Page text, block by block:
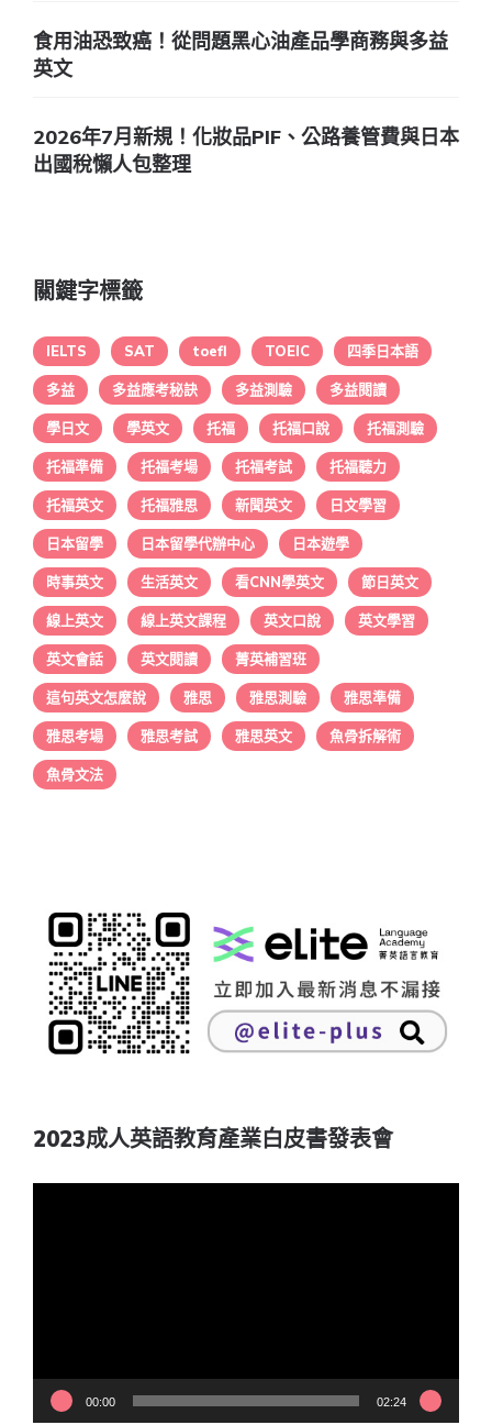
食用油恐致癌！從問題黑心油產品學商務與多益
英文
2026年7月新規！化妝品PIF、公路養管費與日本
出國稅懶人包整理
關鍵字標籤
IELTS SAT toefl TOEIC 四季日本語
多益 多益應考秘訣 多益測驗 多益閱讀
學日文 學英文 托福 托福口說 托福測驗
托福準備 托福考場 托福考試 托福聽力
托福英文 托福雅思 新聞英文 日文學習
日本留學 日本留學代辦中心 日本遊學
時事英文 生活英文 看CNN學英文 節日英文
線上英文 線上英文課程 英文口說 英文學習
英文會話 英文閱讀 菁英補習班
這句英文怎麼說 雅思 雅思測驗 雅思準備
雅思考場 雅思考試 雅思英文 魚骨拆解術
魚骨文法
2023成人英語教育產業白皮書發表會
00:00 02:24